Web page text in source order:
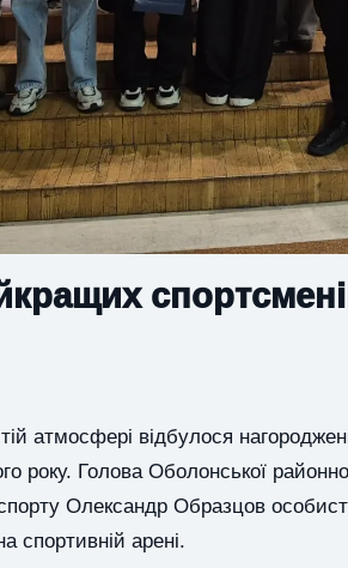
атмосфері відбулося
року. Голова Оболонської
Олександр Образцов
спортивній арені.